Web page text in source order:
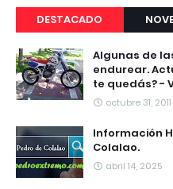
DESTACADO
Algunas de
endurear.
te quedás? -
octubre 31, 2011
Información
Colalao.
abril 14, 2025